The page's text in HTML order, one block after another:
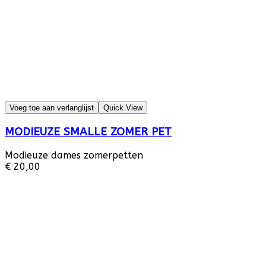
Voeg toe aan verlanglijst Quick View
MODIEUZE SMALLE ZOMER PET
Modieuze dames zomerpetten
€ 20,00